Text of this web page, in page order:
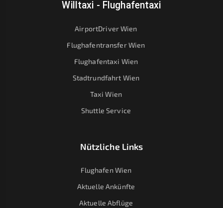
Willtaxi - Flughafentaxi
AirportDriver Wien
Flughafentransfer Wien
Flughafentaxi Wien
Stadtrundfahrt Wien
Taxi Wien
Shuttle Service
Nützliche Links
Flughafen Wien
Aktuelle Ankünfte
Aktuelle Abflüge